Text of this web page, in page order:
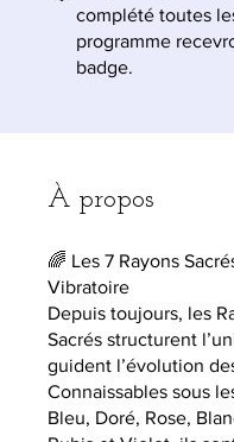
complété toutes
programme
badge.
À propos
🌈 Les 7 Rayons
Vibratoire
Depuis toujours, les
Sacrés structurent
guident l’évolution
Connaissables sous
Bleu, Doré, Rose,